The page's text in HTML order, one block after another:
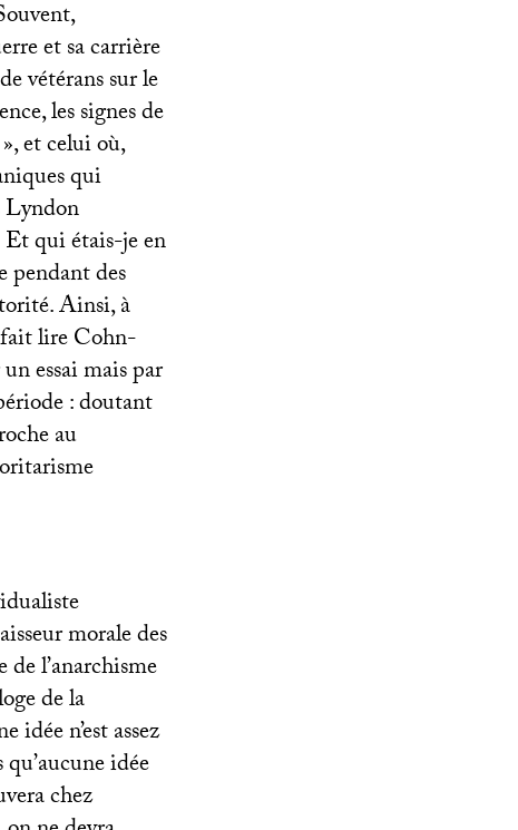
et sa carrière
vétérans sur le
les signes de
», et celui où,
qui
Lyndon
Et qui étais-je en
pendant des
Ainsi, à
lire Cohn-
essai mais par
: doutant
au
morale des
l’anarchisme
de la
n’est assez
idée
chez